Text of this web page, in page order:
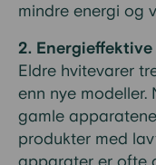
mindre energi og
2.
Eldre hvitevarer
enn nye
gamle
produkter med